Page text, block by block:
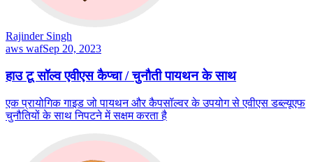
Rajinder Singh
aws wafSep 20, 2023
हाउ टू सॉल्व एवीएस कैप्चा / चुनौती पायथन के साथ
एक प्रायोगिक गाइड जो पायथन और कैपसॉल्वर के उपयोग से एवीएस डब्ल्यूएफ
चुनौतियों के साथ निपटने में सक्षम करता है